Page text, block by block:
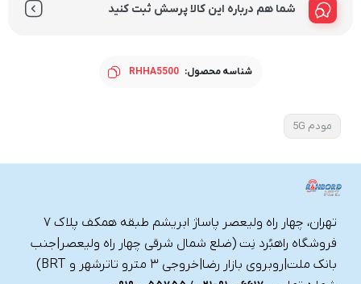
شما هم درباره این کالا پرسش ثبت کنید
شناسه محصول: RHHA5500
مودم 5G
تهران، چهار راه ولیعصر پاساژ ابریشم طبقه همکف پلاک ۷
فروشگاه راهبُرد نِت (ضلع شمال شرقی چهار راه ولیعصر|جنب
بانک ملت|روبروی بازار رضا|خروجی ۳ مترو تاترشهر و BRT)‎‎